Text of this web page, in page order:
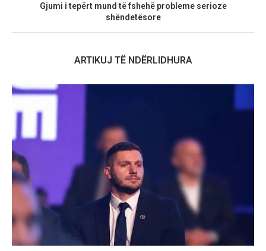
Gjumi i tepërt mund të fshehë probleme serioze
shëndetësore
ARTIKUJ TË NDËRLIDHURA